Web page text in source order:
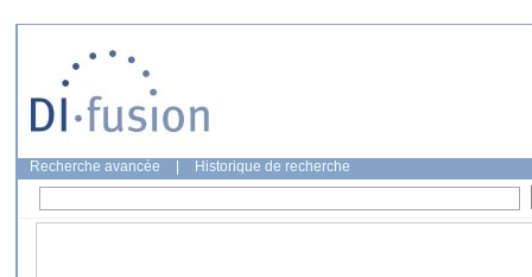
Recherche avancée Historique de recherche